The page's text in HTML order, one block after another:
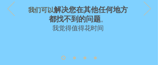
我们可以解决您在其他任何地方
都找不到的问题。
我觉得值得花时间